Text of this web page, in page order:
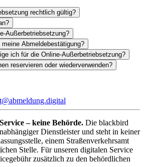
rechtlich gültig?
Außerbetriebsetzung?
Abmeldebestätigung?
ich für die Online-Außerbetriebsetzung?
reservieren oder wiederverwenden?
– keine Behörde. Die blackbird
Dienstleister und steht in keiner
einem Straßenverkehrsamt
Stelle. Für unseren digitalen Service
zusätzlich zu den behördlichen